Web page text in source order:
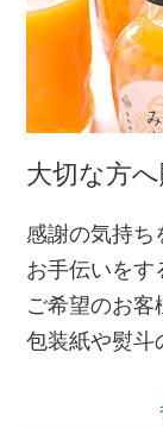
大切な方
感謝の気持ち
お手伝いをす
ご希望のお客
包装紙や熨斗